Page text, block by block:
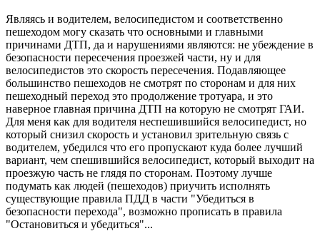
Являясь и водителем, велосипедистом и соответственно
пешеходом могу сказать что основными и главными
причинами ДТП, да и нарушениями являются: не убеждение в
безопасности пересечения проезжей части, ну и для
велосипедистов это скорость пересечения. Подавляющее
большинство пешеходов не смотрят по сторонам и для них
пешеходный переход это продолжение тротуара, и это
наверное главная причина ДТП на которую не смотрят ГАИ.
Для меня как для водителя неспешившийся велосипедист, но
который снизил скорость и установил зрительную связь с
водителем, убедился что его пропускают куда более лучший
вариант, чем спешившийся велосипедист, который выходит на
проезжую часть не глядя по сторонам. Поэтому лучше
подумать как людей (пешеходов) приучить исполнять
существующие правила ПДД в части "Убедиться в
безопасности перехода", возможно прописать в правила
"Остановиться и убедиться"...